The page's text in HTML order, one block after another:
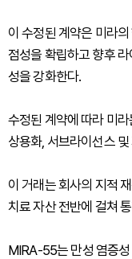
이 수정된 계약은 미라
점성을 확립하고 향후
성을 강화한다.
수정된 계약에 따라 미
상용화, 서브라이선스
이 거래는 회사의 지적
치료 자산 전반에 걸쳐
MIRA-55는 만성 염증성